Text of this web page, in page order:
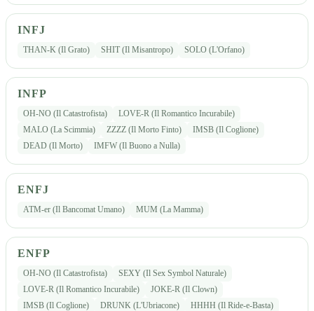
INFJ
THAN-K (Il Grato) SHIT (Il Misantropo) SOLO (L'Orfano)
INFP
OH-NO (Il Catastrofista)
LOVE-R (Il Romantico Incurabile)
MALO (La Scimmia)
ZZZZ (Il Morto Finto)
IMSB (Il Coglione)
DEAD (Il Morto)
IMFW (Il Buono a Nulla)
ENFJ
ATM-er (Il Bancomat Umano) MUM (La Mamma)
ENFP
OH-NO (Il Catastrofista)
SEXY (Il Sex Symbol Naturale)
LOVE-R (Il Romantico Incurabile)
JOKE-R (Il Clown)
IMSB (Il Coglione)
DRUNK (L'Ubriacone) HHHH (Il Ride-e-Basta)